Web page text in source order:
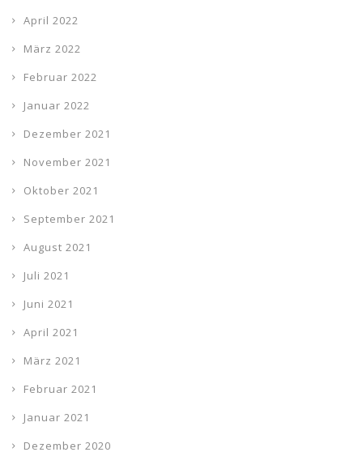
April 2022
März 2022
Februar 2022
Januar 2022
Dezember 2021
November 2021
Oktober 2021
September 2021
August 2021
Juli 2021
Juni 2021
April 2021
März 2021
Februar 2021
Januar 2021
Dezember 2020